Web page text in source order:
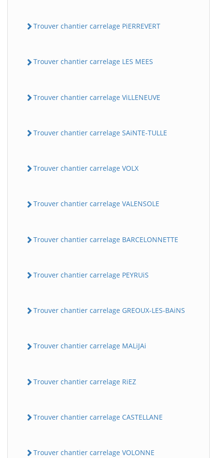
Trouver chantier carrelage PiERREVERT
Trouver chantier carrelage LES MEES
Trouver chantier carrelage ViLLENEUVE
Trouver chantier carrelage SAiNTE-TULLE
Trouver chantier carrelage VOLX
Trouver chantier carrelage VALENSOLE
Trouver chantier carrelage BARCELONNETTE
Trouver chantier carrelage PEYRUiS
Trouver chantier carrelage GREOUX-LES-BAiNS
Trouver chantier carrelage MALiJAi
Trouver chantier carrelage RiEZ
Trouver chantier carrelage CASTELLANE
Trouver chantier carrelage VOLONNE